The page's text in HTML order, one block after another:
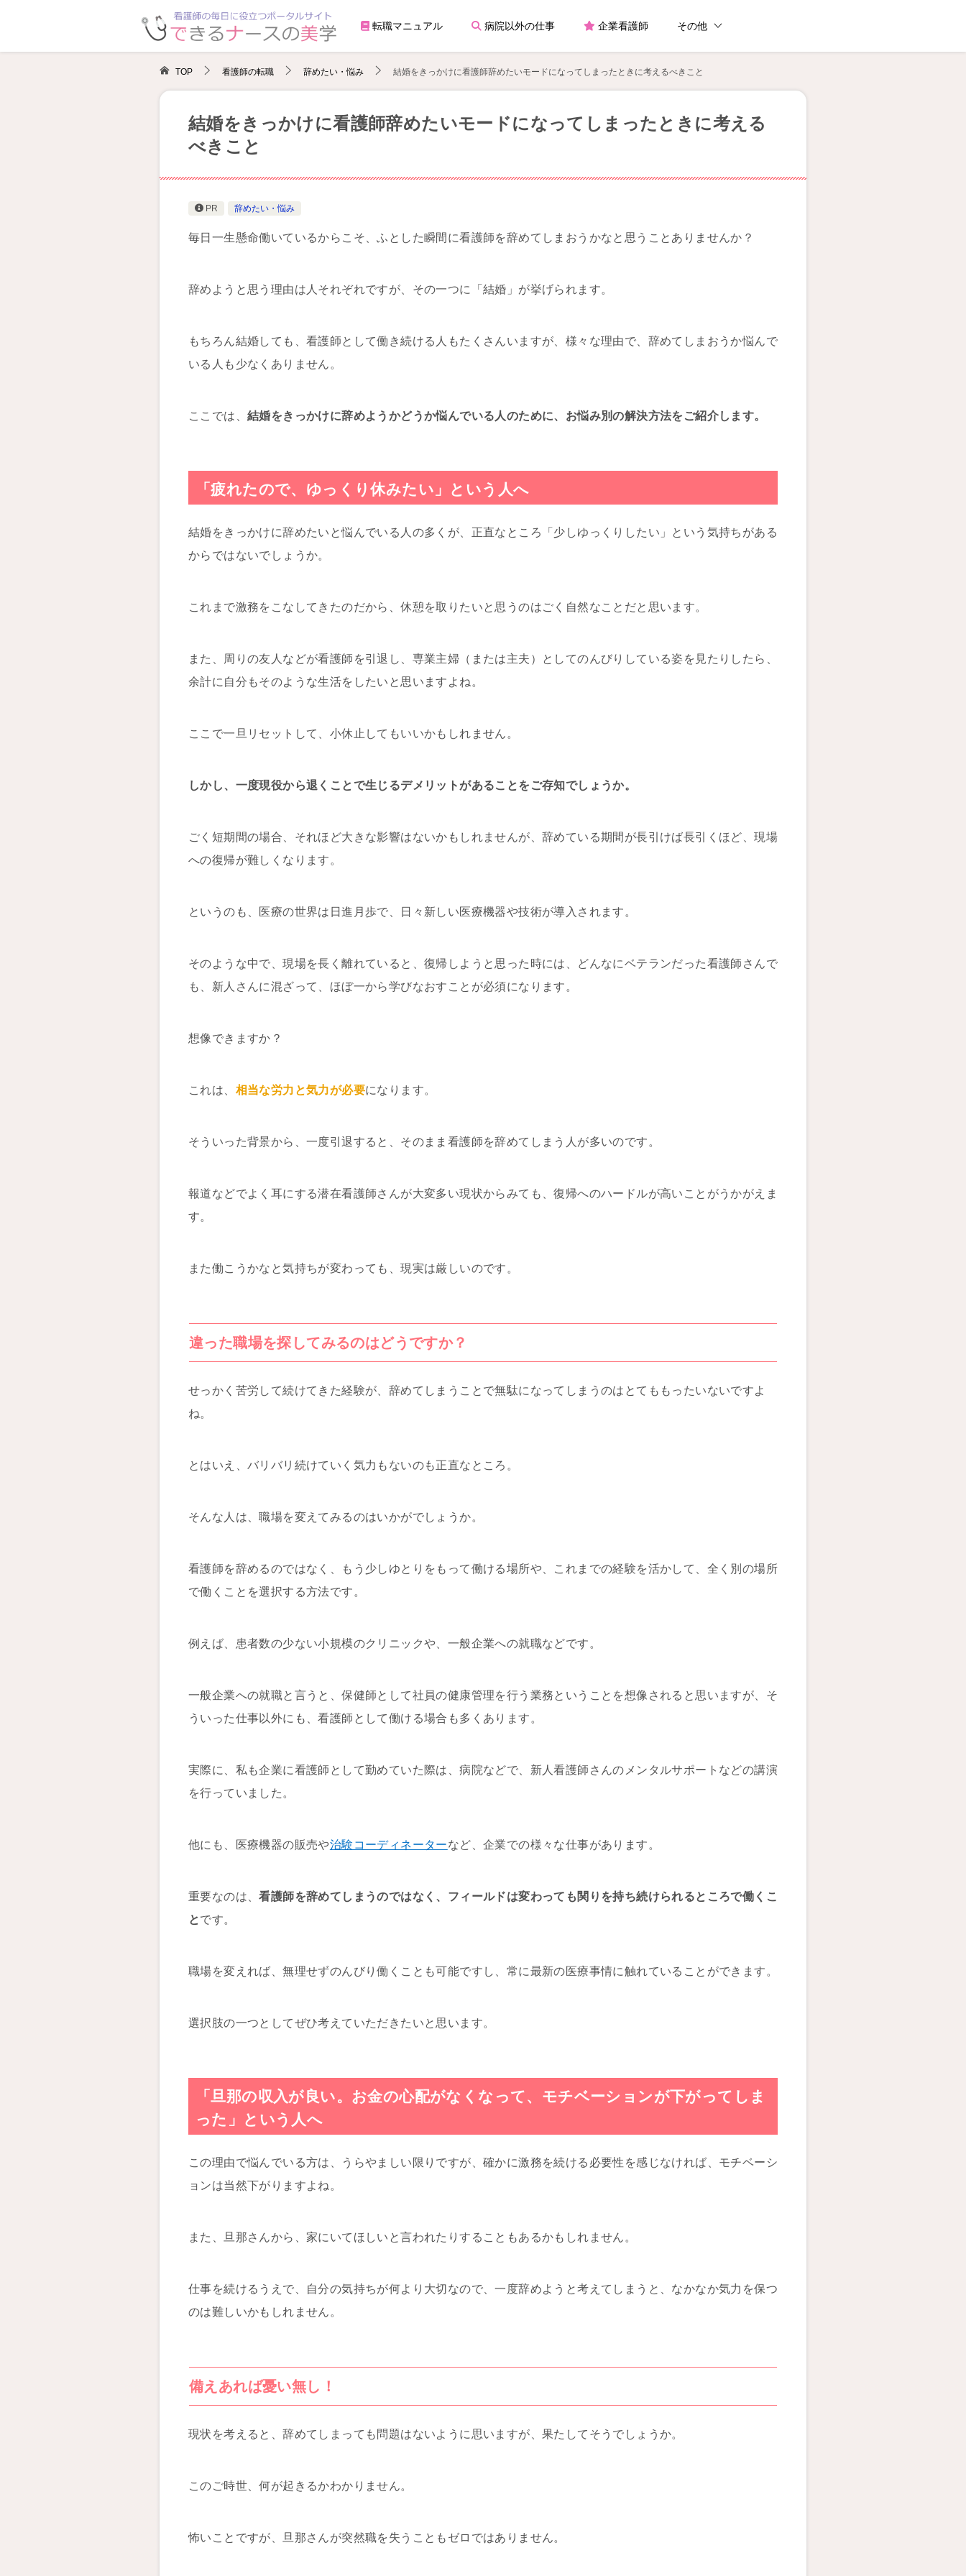
転職マニュアル 病院以外の仕事 企業看護師 その他
TOP 看護師の転職 辞めたい・悩み 結婚をきっかけに看護師辞めたいモードになってしまったときに考えるべきこと
結婚をきっかけに看護師辞めたいモードになってしまったときに考える
べきこと
PR 辞めたい・悩み
毎日一生懸命働いているからこそ、ふとした瞬間に看護師を辞めてしまおうかなと思うことありませんか？
辞めようと思う理由は人それぞれですが、その一つに「結婚」が挙げられます。
もちろん結婚しても、看護師として働き続ける人もたくさんいますが、様々な理由で、辞めてしまおうか悩んで
いる人も少なくありません。
ここでは、 結婚をきっかけに辞めようかどうか悩んでいる人のために、お悩み別の解決方法をご紹介します。
「疲れたので、ゆっくり休みたい」という人へ
結婚をきっかけに辞めたいと悩んでいる人の多くが、正直なところ「少しゆっくりしたい」という気持ちがある
からではないでしょうか。
これまで激務をこなしてきたのだから、休憩を取りたいと思うのはごく自然なことだと思います。
また、周りの友人などが看護師を引退し、専業主婦（または主夫）としてのんびりしている姿を見たりしたら、
余計に自分もそのような生活をしたいと思いますよね。
ここで一旦リセットして、小休止してもいいかもしれません。
しかし、一度現役から退くことで生じるデメリットがあることをご存知でしょうか。
ごく短期間の場合、それほど大きな影響はないかもしれませんが、辞めている期間が長引けば長引くほど、現場
への復帰が難しくなります。
というのも、医療の世界は日進月歩で、日々新しい医療機器や技術が導入されます。
そのような中で、現場を長く離れていると、復帰しようと思った時には、どんなにベテランだった看護師さんで
も、新人さんに混ざって、ほぼ一から学びなおすことが必須になります。
想像できますか？
これは、 相当な労力と気力が必要になります。
そういった背景から、一度引退すると、そのまま看護師を辞めてしまう人が多いのです。
報道などでよく耳にする潜在看護師さんが大変多い現状からみても、復帰へのハードルが高いことがうかがえま
す。
また働こうかなと気持ちが変わっても、現実は厳しいのです。
違った職場を探してみるのはどうですか？
せっかく苦労して続けてきた経験が、辞めてしまうことで無駄になってしまうのはとてももったいないですよ
ね。
とはいえ、バリバリ続けていく気力もないのも正直なところ。
そんな人は、職場を変えてみるのはいかがでしょうか。
看護師を辞めるのではなく、もう少しゆとりをもって働ける場所や、これまでの経験を活かして、全く別の場所
で働くことを選択する方法です。
例えば、患者数の少ない小規模のクリニックや、一般企業への就職などです。
一般企業への就職と言うと、保健師として社員の健康管理を行う業務ということを想像されると思いますが、そ
ういった仕事以外にも、看護師として働ける場合も多くあります。
実際に、私も企業に看護師として勤めていた際は、病院などで、新人看護師さんのメンタルサポートなどの講演
を行っていました。
他にも、医療機器の販売や治験コーディネーターなど、企業での様々な仕事があります。
重要なのは、看護師を辞めてしまうのではなく、フィールドは変わっても関りを持ち続けられるところで働くこ
とです。
職場を変えれば、無理せずのんびり働くことも可能ですし、常に最新の医療事情に触れていることができます。
選択肢の一つとしてぜひ考えていただきたいと思います。
「旦那の収入が良い。お金の心配がなくなって、モチベーションが下がってしま
った」という人へ
この理由で悩んでいる方は、うらやましい限りですが、確かに激務を続ける必要性を感じなければ、モチベーシ
ョンは当然下がりますよね。
また、旦那さんから、家にいてほしいと言われたりすることもあるかもしれません。
仕事を続けるうえで、自分の気持ちが何より大切なので、一度辞めようと考えてしまうと、なかなか気力を保つ
のは難しいかもしれません。
備えあれば憂い無し！
現状を考えると、辞めてしまっても問題はないように思いますが、果たしてそうでしょうか。
このご時世、何が起きるかわかりません。
怖いことですが、旦那さんが突然職を失うこともゼロではありません。